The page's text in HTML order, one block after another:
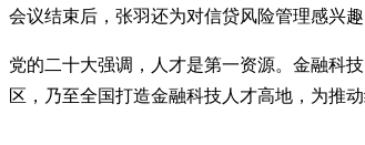
会议结束后，张羽还为对信贷风险管理感兴
党的二十大强调，人才是第一资源。金融科
区，乃至全国打造金融科技人才高地，为推